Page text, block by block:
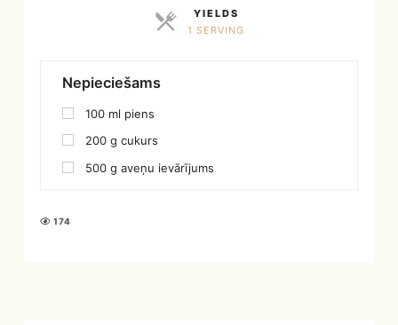
YIELDS
1 SERVING
Nepieciešams
100 ml piens
200 g cukurs
500 g aveņu ievārījums
174